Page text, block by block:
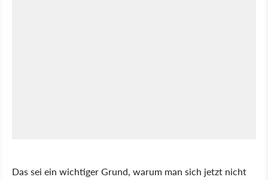
Das sei ein wichtiger Grund, warum man sich jetzt nicht